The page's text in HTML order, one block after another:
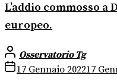
L’addio commosso a
europeo.
Osservatorio Tg
17 Gennaio 202217